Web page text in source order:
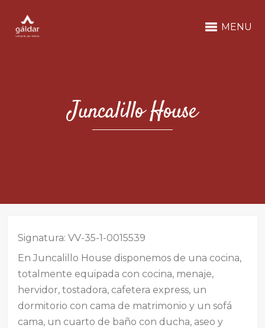
MENU
Juncalillo House
Signatura: VV-35-1-0015539
En Juncalillo House disponemos de una cocina,
totalmente equipada con cocina, menaje,
hervidor, tostadora, cafetera express, un
dormitorio con cama de matrimonio y un sofá
cama, un cuarto de baño con ducha, aseo y